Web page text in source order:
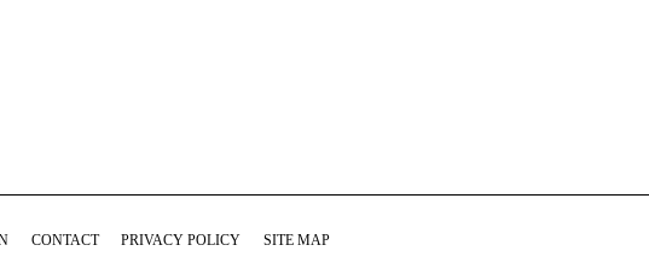
CONTACT PRIVACY POLICY SITE MAP